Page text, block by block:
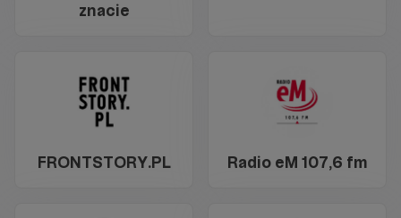
znacie
FRONTSTORY.PL Radio eM 107,6 fm